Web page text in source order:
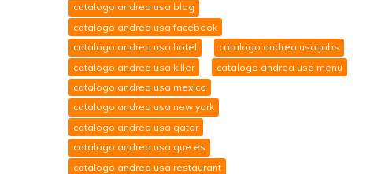
catalogo andrea usa blog
catalogo andrea usa facebook
catalogo andrea usa hotel
catalogo andrea usa jobs
catalogo andrea usa killer
catalogo andrea usa menu
catalogo andrea usa mexico
catalogo andrea usa new york
catalogo andrea usa qatar
catalogo andrea usa que es
catalogo andrea usa restaurant